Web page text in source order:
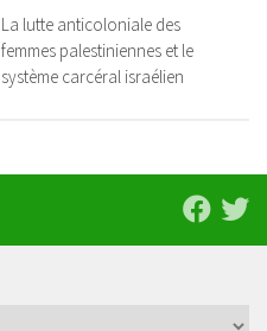
La lutte anticoloniale des
femmes palestiniennes et le
système carcéral israélien